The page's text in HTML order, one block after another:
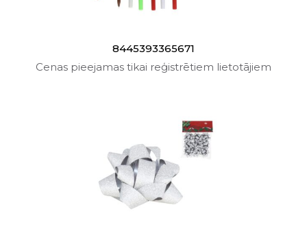
8445393365671
Cenas pieejamas tikai reģistrētiem lietotājiem